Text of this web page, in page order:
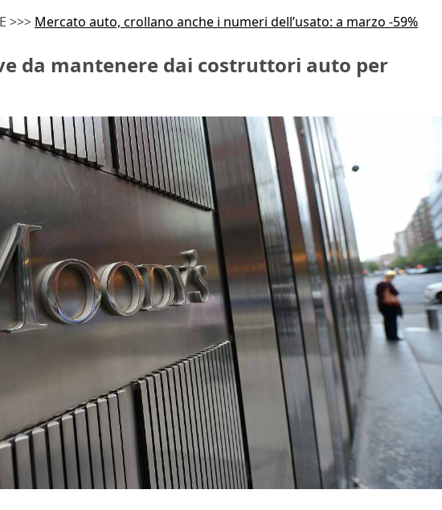
>>> Mercato auto, crollano anche i numeri dell’usato: a marzo -59%
da mantenere dai costruttori auto per